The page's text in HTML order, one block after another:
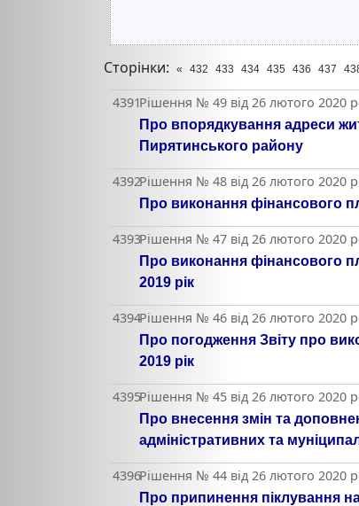
Сторінки: « 432 433 434 435 436 437
4391Рішення № 49 від 26 лютого 2020
Про впорядкування адреси
Пирятинського району
4392Рішення № 48 від 26 лютого 2020
Про виконання фінансового
4393Рішення № 47 від 26 лютого 2020
Про виконання фінансового
2019 рік
4394Рішення № 46 від 26 лютого 2020
Про погодження Звіту про
2019 рік
4395Рішення № 45 від 26 лютого 2020
Про внесення змін та
адміністративних та
4396Рішення № 44 від 26 лютого 2020
Про припинення піклування